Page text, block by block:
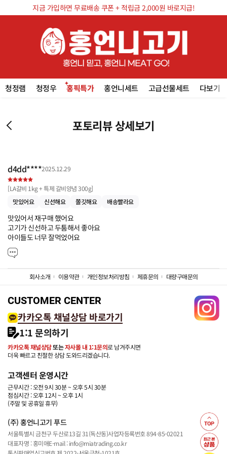
지금 가입하면 무료배송 쿠폰 + 적립금 2,000원 바로지급!
청정램 청정우 홍픽특가 홍언니세트 고급선물세트 다보기
포토리뷰 상세보기
d4dd****2025.12.29
[LA갈비 1kg + 특제 갈비양념 300g]
맛있어요
신선해요 쫄깃해요 배송빨라요
맛있어서 재구매 했어요
고기가 신선하고 두툼해서 좋아요
아이들도 너무 잘먹었어요
회사소개 이용약관 개인정보처리방침 제휴문의 대량구매문의
CUSTOMER CENTER
카카오톡 채널상담 바로가기
1:1 문의하기
카카오톡 채널상담또는자사몰 내 1:1문의로 남겨주시면
더욱 빠르고 친절한 상담 도와드리겠습니다.
고객센터 운영시간
근무시간 : 오전 9시 30분 ~ 오후 5시 30분
점심시간 : 오후 12시 ~ 오후 1시
(주말 및 공휴일 휴무)
(주) 홍언니고기 푸드
서울특별시 금천구 두산로13길 31(독산동)사업자등록번호 894-85-02021
대표자명 : 홍미애E-mail : info@miatrading.co.kr